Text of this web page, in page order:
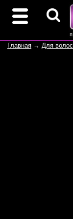
Главная → Для волос